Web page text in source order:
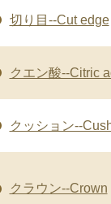
切り目--Cut edge
クエン酸--Citric
クッション--
クラウン--Crown